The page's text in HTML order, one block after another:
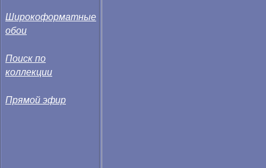
Широкоформатные
обои
Поиск по
коллекции
Прямой эфир